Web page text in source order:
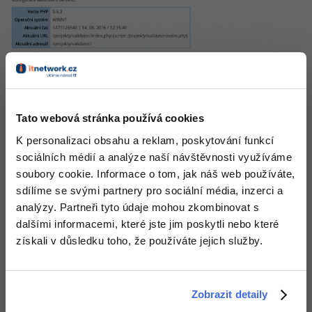
Tato webová stránka používá cookies
K personalizaci obsahu a reklam, poskytování funkcí
sociálních médií a analýze naší návštěvnosti využíváme
soubory cookie. Informace o tom, jak náš web používáte,
sdílíme se svými partnery pro sociální média, inzerci a
analýzy. Partneři tyto údaje mohou zkombinovat s
dalšími informacemi, které jste jim poskytli nebo které
získali v důsledku toho, že používáte jejich služby.
Zobrazit detaily
Marketing -30%
WordPress
SEO
UX
Business
Kryptoměny -25%
Copywriting -30%
MS Office -80%
Google Dokumenty
-80%
Adobe Lightroom -30%
Adobe XD
Adobe InDesign
Adobe After Effects
Blender -80%
Inkscape
Fotografování -80%
Kariéra
Pro firmy
Program byl vytvořen v roce 2016.
Stáhnout
Stáhnout validator.zip v 1.0 ALPHA